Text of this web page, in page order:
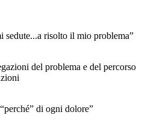
sedute...a risolto il mio problema”
del problema e del percorso
di ogni dolore”